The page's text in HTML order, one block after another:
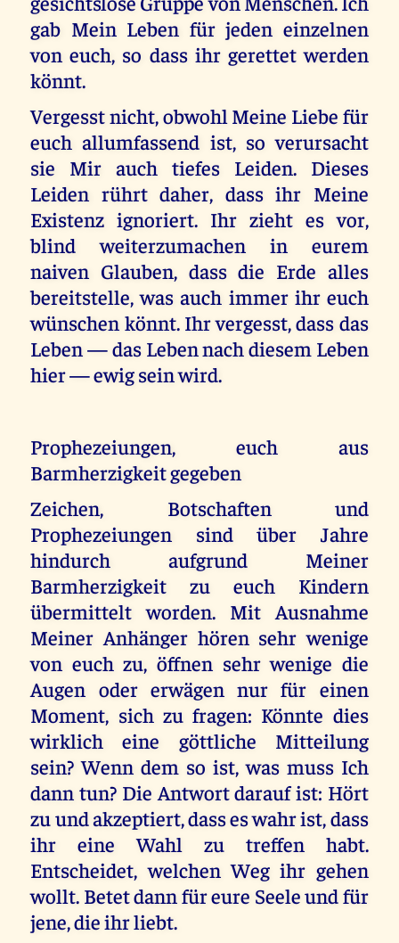
gab Mein Leben für jeden einzelnen
von euch, so dass ihr gerettet werden
könnt.
Vergesst nicht, obwohl Meine Liebe für
euch allumfassend ist, so verursacht
sie Mir auch tiefes Leiden. Dieses
Leiden rührt daher, dass ihr Meine
Existenz ignoriert. Ihr zieht es vor,
blind weiterzumachen in eurem
naiven Glauben, dass die Erde alles
bereitstelle, was auch immer ihr euch
wünschen könnt. Ihr vergesst, dass das
Leben — das Leben nach diesem Leben
hier — ewig sein wird.
Prophezeiungen, euch aus
Barmherzigkeit gegeben
Zeichen, Botschaften und
Prophezeiungen sind über Jahre
hindurch aufgrund Meiner
Barmherzigkeit zu euch Kindern
übermittelt worden. Mit Ausnahme
Meiner Anhänger hören sehr wenige
von euch zu, öffnen sehr wenige die
Augen oder erwägen nur für einen
Moment, sich zu fragen: Könnte dies
wirklich eine göttliche Mitteilung
sein? Wenn dem so ist, was muss Ich
dann tun? Die Antwort darauf ist: Hört
zu und akzeptiert, dass es wahr ist, dass
ihr eine Wahl zu treffen habt.
Entscheidet, welchen Weg ihr gehen
wollt. Betet dann für eure Seele und für
jene, die ihr liebt.